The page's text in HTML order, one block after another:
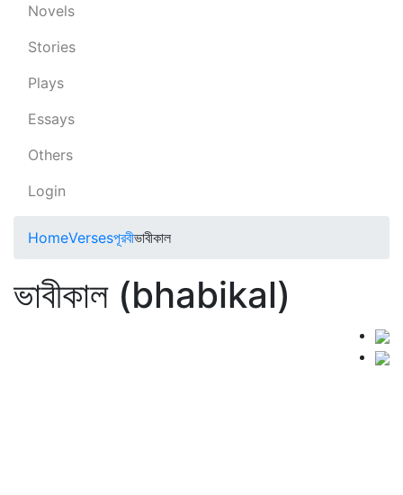
Novels
Stories
Plays
Essays
Others
Login
HomeVersesপূরবীভাবীকাল
ভাবীকাল (bhabikal)